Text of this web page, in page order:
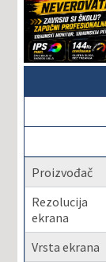
Proizvođač
Rezolucija
ekrana
Vrsta ekrana